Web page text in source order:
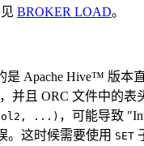
BROKER LOAD。
是 Apache Hive™ 版本
并且 ORC 文件中的表
...) ，可能导致
。这时候需要使用 SET